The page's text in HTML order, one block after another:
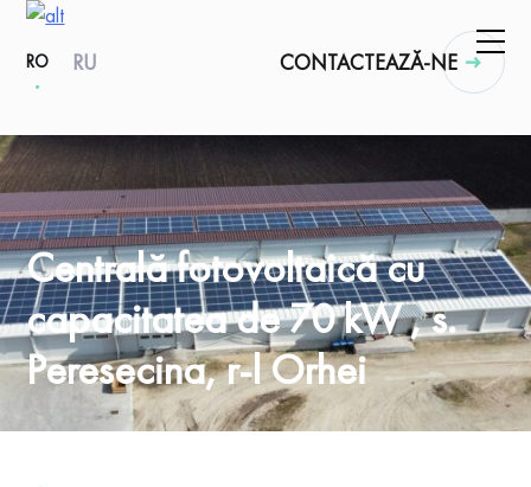
RO RU CONTACTEAZĂ-NE
Centrală fotovoltaică cu
capacitatea de 70 kW , s.
Peresecina, r-l Orhei